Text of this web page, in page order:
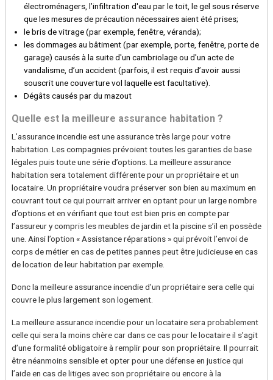
électroménagers, l’infiltration d'eau par le toit, le gel sous réserve
que les mesures de précaution nécessaires aient été prises;
le bris de vitrage (par exemple, fenêtre, véranda);
les dommages au bâtiment (par exemple, porte, fenêtre, porte de
garage) causés à la suite d'un cambriolage ou d'un acte de
vandalisme, d’un accident (parfois, il est requis d’avoir aussi
souscrit une couverture vol laquelle est facultative).
Dégâts causés par du mazout
Quelle est la meilleure assurance habitation ?
L’assurance incendie est une assurance très large pour votre
habitation. Les compagnies prévoient toutes les garanties de base
légales puis toute une série d’options. La meilleure assurance
habitation sera totalement différente pour un propriétaire et un
locataire. Un propriétaire voudra préserver son bien au maximum en
couvrant tout ce qui pourrait arriver en optant pour un large nombre
d’options et en vérifiant que tout est bien pris en compte par
l’assureur y compris les meubles de jardin et la piscine s’il en possède
une. Ainsi l’option « Assistance réparations » qui prévoit l’envoi de
corps de métier en cas de petites pannes peut être judicieuse en cas
de location de leur habitation par exemple.
Donc la meilleure assurance incendie d’un propriétaire sera celle qui
couvre le plus largement son logement.
La meilleure assurance incendie pour un locataire sera probablement
celle qui sera la moins chère car dans ce cas pour le locataire il s’agit
d’une formalité obligatoire à remplir pour son propriétaire. Il pourrait
être néanmoins sensible et opter pour une défense en justice qui
l’aide en cas de litiges avec son propriétaire ou encore à la